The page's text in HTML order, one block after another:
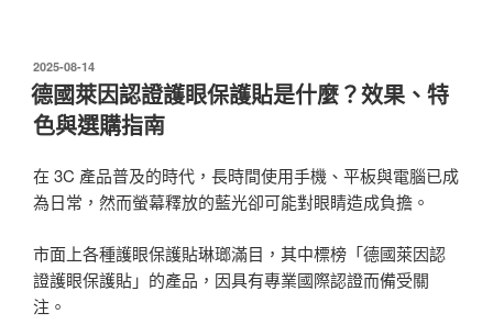
發
佈
於
2025-08-14
德國萊因認證護眼保護貼是什麼？效果、特
色與選購指南
在 3C 產品普及的時代，長時間使用手機、平板與電腦已成
為日常，然而螢幕釋放的藍光卻可能對眼睛造成負擔。
市面上各種護眼保護貼琳瑯滿目，其中標榜「德國萊因認
證護眼保護貼」的產品，因具有專業國際認證而備受關
注。